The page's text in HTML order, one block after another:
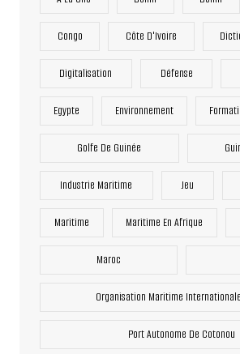
Congo Côte D'Ivoire
Digitalisation Défense
Egypte Environnement
Golfe De Guinée
Industrie Maritime Jeu
Maritime Maritime En Afrique
Maroc
Organisation Maritime
Port Autonome De Cotonou